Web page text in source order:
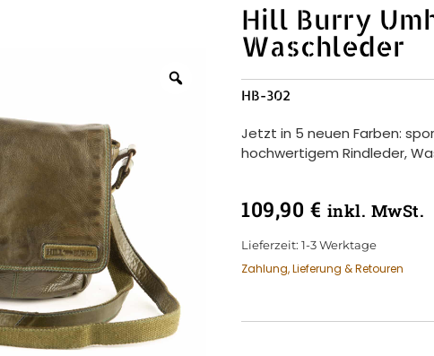
Hill Burry
Waschleder
HB-302
Jetzt in 5 neuen Farben:
hochwertigem Rindleder,
109,90 € inkl. MwSt.
Lieferzeit:1-3 Werktage
Zahlung, Lieferung & Retouren